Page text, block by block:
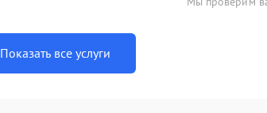
Показать все услуги